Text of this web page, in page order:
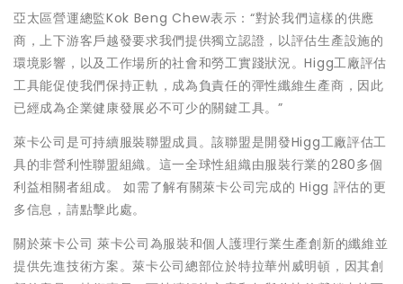
亞太區營運總監Kok Beng Chew表示：“對於我們這樣的供應
商，上下游客戶越發要求我們提供獨立認證，以評估生產設施的
環境影響，以及工作場所的社會和勞工實踐狀況。Higg工廠評估
工具能促使我們保持正軌，成為負責任的彈性纖維生產商，因此
已經成為企業健康發展必不可少的關鍵工具。”
萊卡公司是可持續服裝聯盟成員。該聯盟是開發Higg工廠評估工
具的非營利性聯盟組織。這一全球性組織由服裝行業的280多個
利益相關者組成。 如需了解有關萊卡公司完成的 Higg 評估的更
多信息，請點擊此處。
關於萊卡公司 萊卡公司為服裝和個人護理行業生產創新的纖維並
提供先進技術方案。萊卡公司總部位於特拉華州威明頓，因其創